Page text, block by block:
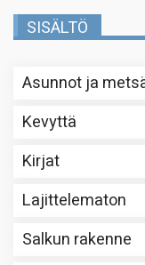
SISÄLTÖ
Asunnot ja
Kevyttä
Kirjat
Lajittelematon
Salkun rakenne